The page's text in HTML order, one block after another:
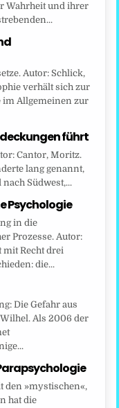
Wahrheit und ihrer
Autor: Schlick,
verhält sich zur
im Allgemeinen zur
führt
Cantor, Moritz.
lang genannt,
Südwest,...
Psychologie
in die
Prozesse. Autor:
mit Recht drei
die...
Die Gefahr aus
Als 2006 der
den »mystischen«,
hat die